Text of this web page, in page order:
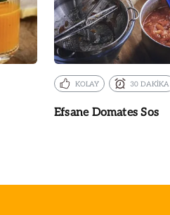
KOLAY 30 DAKİKA
Efsane Domates Sos